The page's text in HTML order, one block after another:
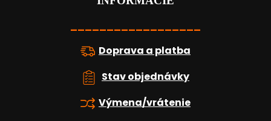
__________________
Doprava a platba
Stav objednávky
Výmena/vrátenie